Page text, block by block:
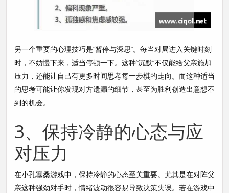
另一个重要的心理技巧是“暂停与深思”。每当对局进入关键时刻
时，不妨慢下来，适当停顿一下。这种“沉默”不仅能给父亲施加
压力，还能让自己有更多时间思考每一步棋的走向。而这种适当
的思考可能让你发现对方遗漏的细节，甚至为胜利创造出意想不
到的机会。
3、保持冷静的心态与应
对压力
在小孔塞桑游戏中，保持冷静的心态至关重要。尤其是在对阵父
亲这种强劲对手时，情绪波动很容易导致决策失误。若在游戏中